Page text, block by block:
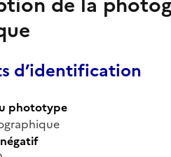
d’identification
phototype